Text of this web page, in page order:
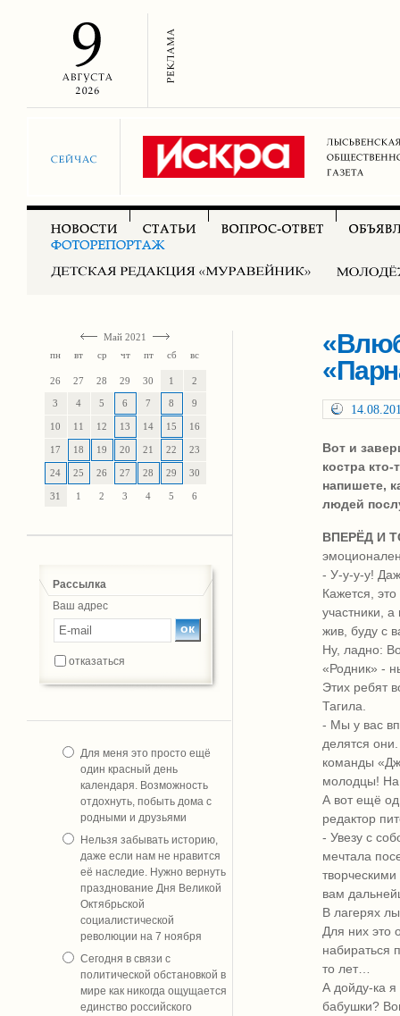
Май 2021
пн
вт ср чт пт сб вс
26 27 28 29 30 1 2
3 4 5 6 7 8 9
10 11 12 13 14 15 16
17 18 19 20 21 22 23
24 25 26 27 28 29 30
31 1 2 3 4 5 6
Рассылка
Ваш адрес
отказаться
Для меня это просто ещё
один красный день
календаря. Возможность
отдохнуть, побыть дома с
родными и друзьями
Нельзя забывать историю,
даже если нам не нравится
её наследие. Нужно вернуть
празднование Дня Великой
Октябрьской
социалистической
революции на 7 ноября
Сегодня в связи с
политической обстановкой в
мире как никогда ощущается
единство российского
Вот и
костра
напишете,
людей
ВПЕРЁД И
- У-у-у-у!
Кажется,
участники,
жив, буду с
Ну, ладно:
«Родник» -
Этих ребят
Тагила.
- Мы у вас
делятся
команды
молодцы! На
А вот ещё
редактор
- Увезу с
мечтала
вам
В лагерях
Для них это
набираться
то лет…
А дойду-ка я
бабушки?